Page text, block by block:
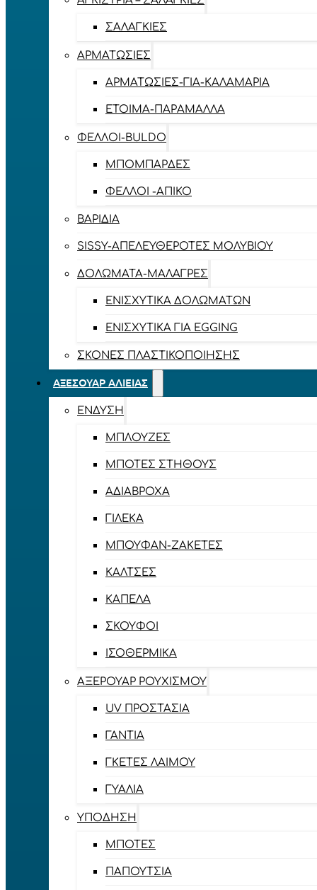
ΣΑΛΑΓΚΙΈΣ
ΑΡΜΑΤΩΣΙΈΣ
ΑΡΜΑΤΩΣΙΈΣ-ΓΙΑ-ΚΑΛΑΜΆΡΙΑ
ΈΤΟΙΜΑ-ΠΑΡΆΜΑΛΛΑ
ΦΕΛΛΟΊ-BULDO
ΜΠΟΜΠΆΡΔΕΣ
ΦΕΛΛΟΊ -ΑΠΊΚΟ
ΒΑΡΊΔΙΑ
SISSY-ΑΠΕΛΕΥΘΕΡΟΤΈΣ ΜΟΛΥΒΙΟΎ
ΔΟΛΏΜΑΤΑ-ΜΑΛΆΓΡΕΣ
ΕΝΙΣΧΥΤΙΚΆ ΔΟΛΩΜΆΤΩΝ
ΕΝΙΣΧΥΤΙΚΆ ΓΙΑ EGGING
ΣΚΌΝΕΣ ΠΛΑΣΤΙΚΟΠΟΊΗΣΗΣ
ΑΞΕΣΟΥΆΡ ΑΛΙΕΊΑΣ
ΈΝΔΥΣΗ
ΜΠΛΟΎΖΕΣ
ΜΠΌΤΕΣ ΣΤΉΘΟΥΣ
ΑΔΙΆΒΡΟΧΑ
ΓΙΛΈΚΑ
ΜΠΟΥΦΆΝ-ΖΑΚΈΤΕΣ
ΚΆΛΤΣΕΣ
ΚΑΠΈΛΑ
ΣΚΟΎΦΟΙ
ΙΣΟΘΕΡΜΙΚΆ
ΑΞΕΡΟΥΆΡ ΡΟΥΧΙΣΜΟΎ
UV ΠΡΟΣΤΑΣΊΑ
ΓΆΝΤΙΑ
ΓΚΈΤΕΣ ΛΑΊΜΟΥ
ΓΥΑΛΙΆ
ΥΠΌΔΗΣΗ
ΜΠΌΤΕΣ
ΠΑΠΟΎΤΣΙΑ